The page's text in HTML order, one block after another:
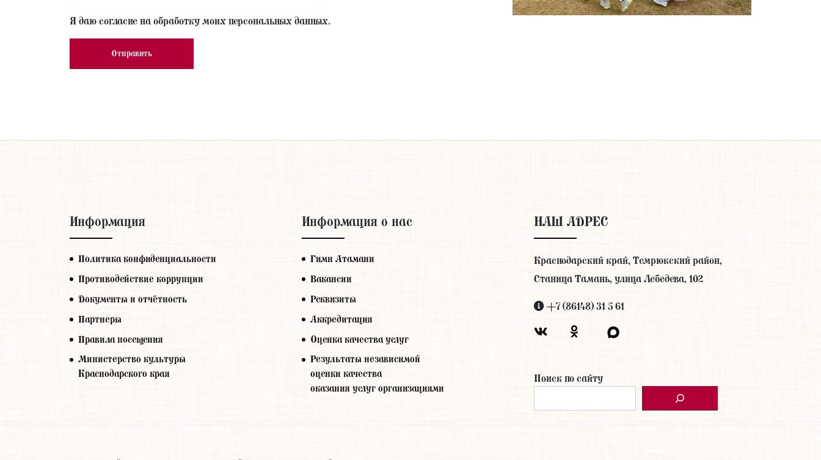
Я даю согласие на обработку моих персональных данных.
Информация
Политика конфиденциальности
Противодействие коррупции
Документы и отчётность
Партнеры
Правила посещения
Министерство культуры
Краснодарского края
Информация о нас
Гимн Атамани
Вакансии
Реквизиты
Аккредитация
Оценка качества услуг
Результаты независимой
оценки качества
оказания услуг организациями
НАШ АДРЕС
Краснодарский край, Темрюкский район,
Станица Тамань, улица Лебедева, 102
+7 (86148) 31 5 61
Поиск по сайту